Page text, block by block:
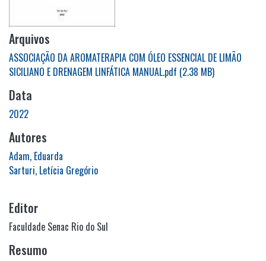
Arquivos
ASSOCIAÇÃO DA AROMATERAPIA COM ÓLEO ESSENCIAL DE LIMÃO
SICILIANO E DRENAGEM LINFÁTICA MANUAL.pdf (2.38 MB)
Data
2022
Autores
Adam, Eduarda
Sarturi, Letícia Gregório
Editor
Faculdade Senac Rio do Sul
Resumo